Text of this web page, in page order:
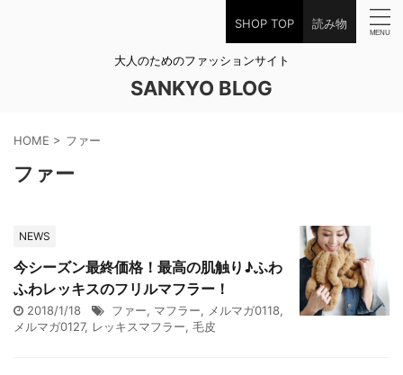
SHOP TOP 読み物
大人のためのファッションサイト
SANKYO BLOG
HOME > ファー
ファー
NEWS
今シーズン最終価格！最高の肌触り♪ふわ
ふわレッキスのフリルマフラー！
2018/1/18 ファー, マフラー, メルマガ0118,
メルマガ0127, レッキスマフラー, 毛皮